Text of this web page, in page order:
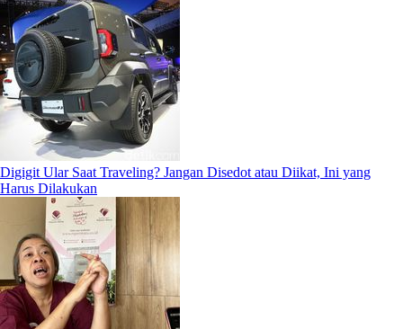
Digigit Ular Saat Traveling? Jangan Disedot atau Diikat, Ini yang
Harus Dilakukan